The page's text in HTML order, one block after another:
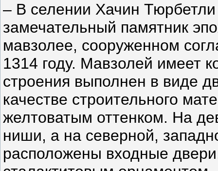
– В селении Хачин
замечательный памятник
мавзолее, сооруженном
1314 году. Мавзолей имеет
строения выполнен в виде
качестве строительного
желтоватым оттенком. На
ниши, а на северной,
расположены входные